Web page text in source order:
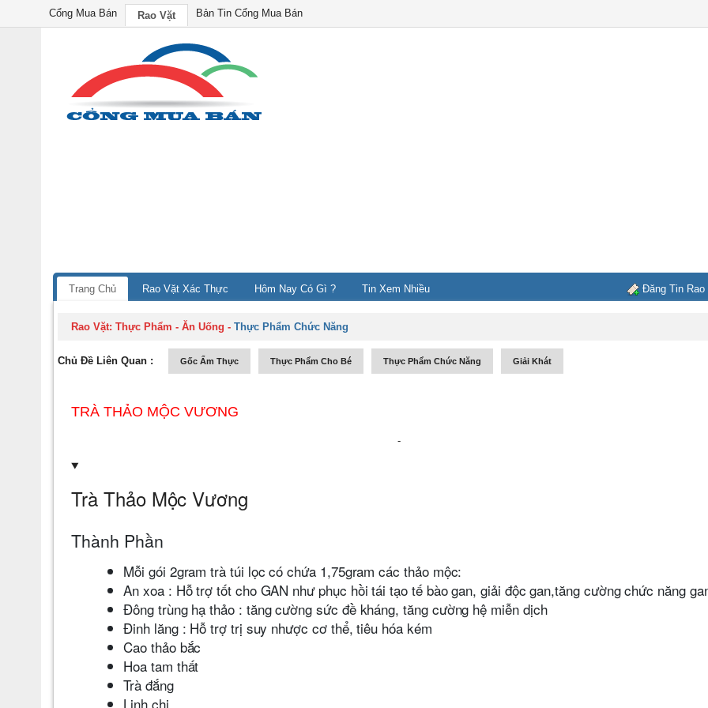
Cổng Mua Bán Rao Vặt Bản Tin Cổng Mua Bán
Trang Chủ Rao Vặt Xác Thực Hôm Nay Có Gì ? Tin Xem Nhiều Đăng Tin Rao
Rao Vặt:Thực Phẩm - Ăn Uống -Thực Phẩm Chức Năng
Chủ Đề Liên Quan : Gốc Ẩm Thực Thực Phẩm Cho Bé Thực Phẩm Chức Năng Giải Khát
TRÀ THẢO MỘC VƯƠNG
-
Trà Thảo Mộc Vương
Thành Phần
Mỗi gói 2gram trà túi lọc có chứa 1,75gram các thảo mộc:
An xoa : Hỗ trợ tốt cho GAN như phục hồi tái tạo tế bào gan, giải độc gan,tăng cường chức năng
Đông trùng hạ thảo : tăng cường sức đề kháng, tăng cường hệ miễn dịch
Đinh lăng : Hỗ trợ trị suy nhược cơ thể, tiêu hóa kém
Cao thảo bắc
Hoa tam thất
Trà đắng
Linh chi